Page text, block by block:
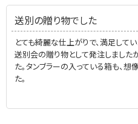
送別の贈り物でした
とても綺麗な仕上がりで、満足してい
送別会の贈り物として発注しました
た。タンブラーの入っている箱も、想
た。